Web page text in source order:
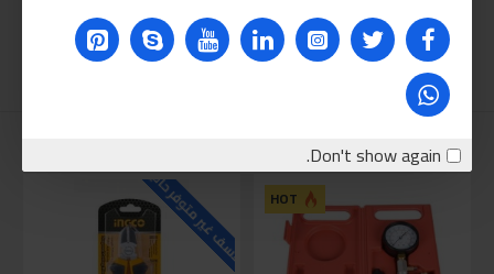
Don't show again.
نقترحه عليك
HOT للاسف غير متوفر حاليا